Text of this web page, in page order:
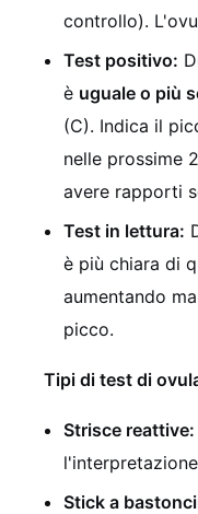
controllo).
Test positivo:
è uguale o più
(C). Indica il
nelle prossime
avere rapporti
Test in lettura:
è più chiara di
aumentando
picco.
Tipi di test di
Strisce reattive:
Stick a